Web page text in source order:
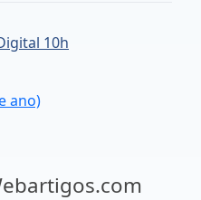
10h
ano)